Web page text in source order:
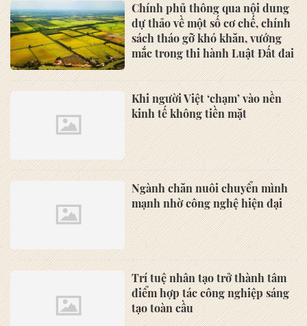
Chính phủ thông qua nội dung
dự thảo về một số cơ chế, chính
sách tháo gỡ khó khăn, vướng
mắc trong thi hành Luật Đất đai
Khi người Việt ‘chạm’ vào nền
kinh tế không tiền mặt
Ngành chăn nuôi chuyển mình
mạnh nhờ công nghệ hiện đại
Trí tuệ nhân tạo trở thành tâm
điểm hợp tác công nghiệp sáng
tạo toàn cầu